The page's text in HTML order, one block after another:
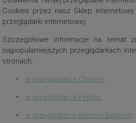
Cookies przez nasz Sklep
przeglądarki internetowej.
Szczegółowe informacje na temat
najpopularniejszych przeglądarkach
stronach:
• w przeglądarce Chrome
• w przeglądarce Firefox
• w przęglądarce Internet Explorer